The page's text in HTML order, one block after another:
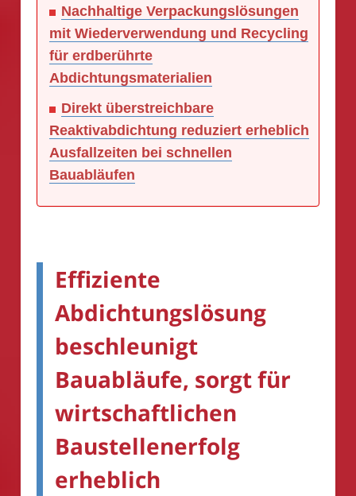
Nachhaltige Verpackungslösungen
mit Wiederverwendung und Recycling
für erdberührte
Abdichtungsmaterialien
Direkt überstreichbare
Reaktivabdichtung reduziert erheblich
Ausfallzeiten bei schnellen
Bauabläufen
Effiziente
Abdichtungslösung
beschleunigt
Bauabläufe, sorgt für
wirtschaftlichen
Baustellenerfolg
erheblich